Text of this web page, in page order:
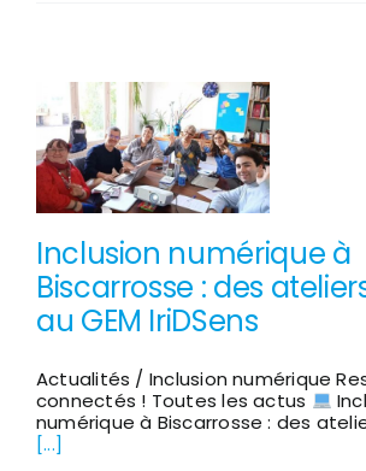
Inclusion numérique à
Biscarrosse : des
au GEM IriDSens
Actualités / Inclusion numérique
connectés ! Toutes les actus
numérique à Biscarrosse : des
[...]